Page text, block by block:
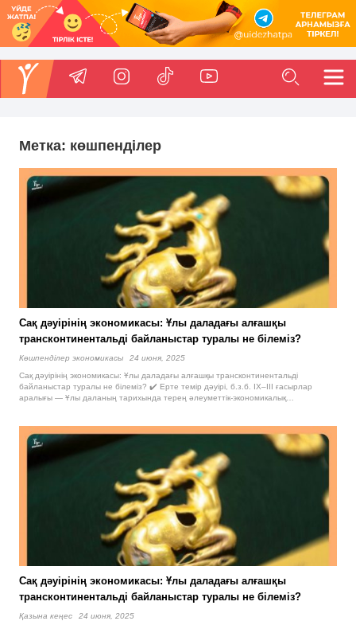
Метка: көшпенділер
Сақ дәуірінің экономикасы: Ұлы даладағы алғашқы
трансконтинентальді байланыстар туралы не білеміз?
Көшпенділер экономикасы
24 июня, 2025
Сақ дәуірінің экономикасы: Ұлы даладағы алғашқы трансконтинентальді
байланыстар туралы не білеміз? ✔️ Ерте темір дәуірі, б.з.б. IX–III ғасырлар
аралығы — Ұлы даланың тарихында терең әлеуметтік-экономикалық…
Сақ дәуірінің экономикасы: Ұлы даладағы алғашқы
трансконтинентальді байланыстар туралы не білеміз?
Қазына кеңес
24 июня, 2025